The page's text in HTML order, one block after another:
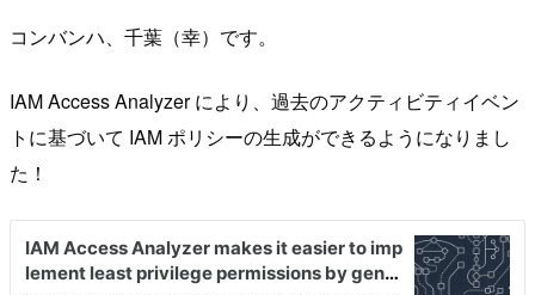
コンバンハ、千葉（幸）です。
IAM Access Analyzer により、過去のアクティビティイベン
トに基づいて IAM ポリシーの生成ができるようになりまし
た！